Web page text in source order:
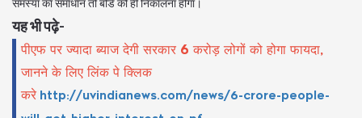
समस्या का समाधान तो बोर्ड को ही निकालना होगा।
यह भी पढ़े-
पीएफ पर ज्यादा ब्याज देगी सरकार 6 करोड़ लोगों को होगा फायदा,
जानने के लिए लिंक पे क्लिक
करे http://uvindianews.com/news/6-crore-people-